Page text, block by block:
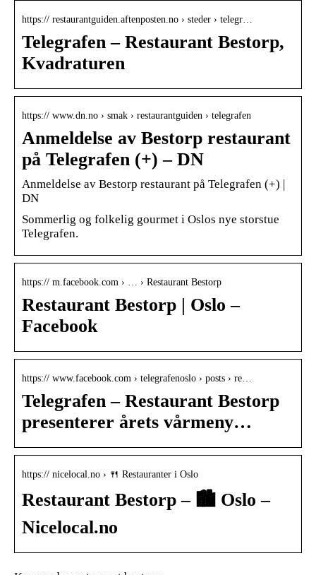
https:// restaurantguiden.aftenposten.no › steder › telegr…
Telegrafen – Restaurant Bestorp,
Kvadraturen
https:// www.dn.no › smak › restaurantguiden › telegrafen
Anmeldelse av Bestorp restaurant
på Telegrafen (+) – DN
Anmeldelse av Bestorp restaurant på Telegrafen (+) |
DN
Sommerlig og folkelig gourmet i Oslos nye storstue
Telegrafen.
https:// m.facebook.com › … › Restaurant Bestorp
Restaurant Bestorp | Oslo –
Facebook
https:// www.facebook.com › telegrafenoslo › posts › re…
Telegrafen – Restaurant Bestorp
presenterer årets vårmeny…
https:// nicelocal.no › 🍴 Restauranter i Oslo
Restaurant Bestorp – 🏙️ Oslo –
Nicelocal.no